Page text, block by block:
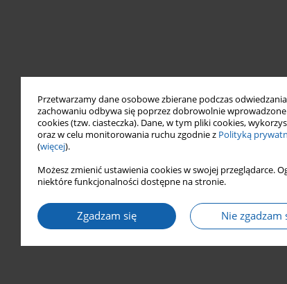
Przetwarzamy dane osobowe zbierane podczas
zachowaniu odbywa się poprzez dobrowolnie
cookies (tzw. ciasteczka). Dane, w tym pliki cookies,
oraz w celu monitorowania ruchu zgodnie z Polityką
(więcej).
Możesz zmienić ustawienia cookies w swojej przeglądarce.
niektóre funkcjonalności dostępne na stronie.
Zgadzam się Nie zgadzam